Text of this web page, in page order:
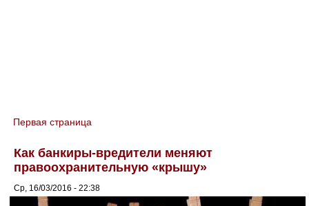
You are here
Первая страница
Как банкиры-вредители меняют
правоохранительную «крышу»
Ср, 16/03/2016 - 22:38